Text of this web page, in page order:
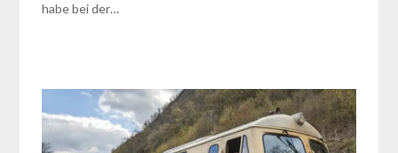
habe bei der…